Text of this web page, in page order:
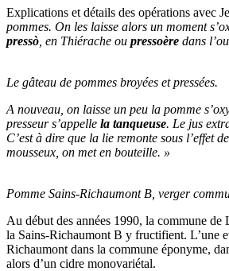
Explications et détails des opérations avec
pommes. On les laisse alors un moment
pressò , en Thiérache ou pressoère dans
Le gâteau de pommes broyées et pressées.
A nouveau, on laisse un peu la pomme
presseur s’appelle la tanqueuse. Le jus
C’est à dire que la lie remonte sous l’effet
mousseux, on met en bouteille. »
Pomme Sains-Richaumont B, verger
Au début des années 1990, la commune
la Sains-Richaumont B y fructifient. L’une
Richaumont dans la commune éponyme,
alors d’un cidre monovariétal.